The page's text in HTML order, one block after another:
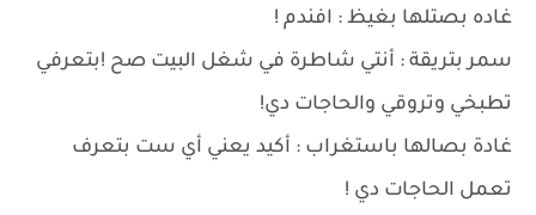
غاده بصتلها بغيظ : افندم !
سمر بتريقة : أنتي شاطرة في شغل البيت صح !بتعرفي
تطبخي وتروقي والحاجات دي!
غادة بصالها باستغراب : أكيد يعني أي ست بتعرف
تعمل الحاجات دي !